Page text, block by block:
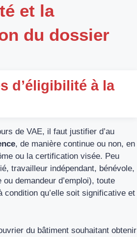
et la
du dossier
d’éligibilité à la
de VAE, il faut justifier d’au
, de manière continue ou non, en
ou la certification visée. Peu
travailleur indépendant, bénévole,
demandeur d’emploi), toute
qu’elle soit significative et
du bâtiment souhaitant obtenir